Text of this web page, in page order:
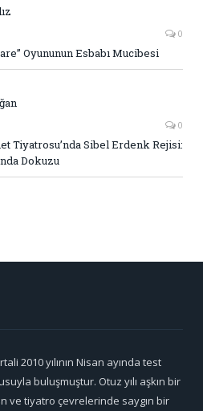
0
Oyununun Esbabı Mucibesi
0
Tiyatrosu’nda Sibel Erdenk Rejisi:
Dokuzu
2010 yılının Nisan ayında test
buluşmuştur. Otuz yılı aşkın bir
ve tiyatro çevrelerinde saygın bir